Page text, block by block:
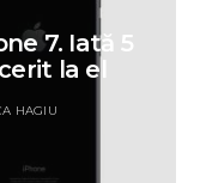
7. Iată 5
la el
HAGIU